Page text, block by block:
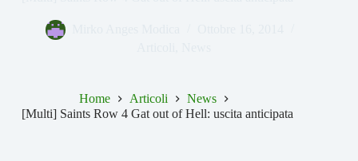
Home Articoli
News
[Multi] Saints Row 4 Gat out of Hell: uscita anticipata